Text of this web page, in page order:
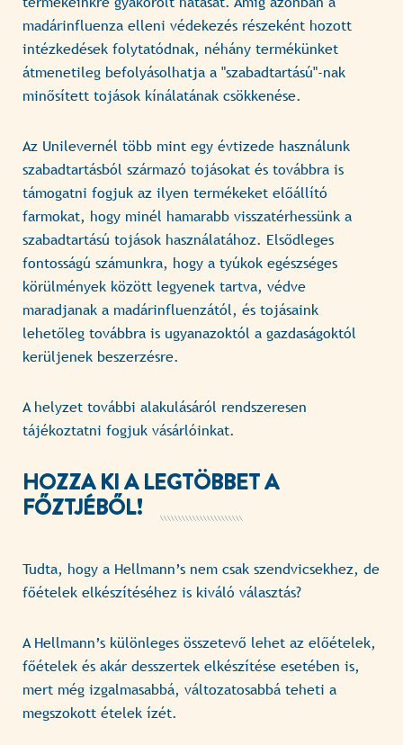
madárinfluenza elleni védekezés részeként hozott
intézkedések folytatódnak, néhány termékünket
átmenetileg befolyásolhatja a "szabadtartású"-nak
minősített tojások kínálatának csökkenése.
Az Unilevernél több mint egy évtizede használunk
szabadtartásból származó tojásokat és továbbra is
támogatni fogjuk az ilyen termékeket előállító
farmokat, hogy minél hamarabb visszatérhessünk a
szabadtartású tojások használatához. Elsődleges
fontosságú számunkra, hogy a tyúkok egészséges
körülmények között legyenek tartva, védve
maradjanak a madárinfluenzától, és tojásaink
lehetőleg továbbra is ugyanazoktól a gazdaságoktól
kerüljenek beszerzésre.
A helyzet további alakulásáról rendszeresen
tájékoztatni fogjuk vásárlóinkat.
HOZZA KI A LEGTÖBBET A
FŐZTJÉBŐL!
Tudta, hogy a Hellmann’s nem csak szendvicsekhez, de
főételek elkészítéséhez is kiváló választás?
A Hellmann’s különleges összetevő lehet az előételek,
főételek és akár desszertek elkészítése esetében is,
mert még izgalmasabbá, változatosabbá teheti a
megszokott ételek ízét.